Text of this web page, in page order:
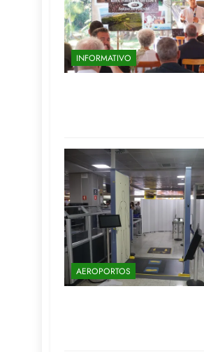
INFORMATIVO
AEROPORTOS